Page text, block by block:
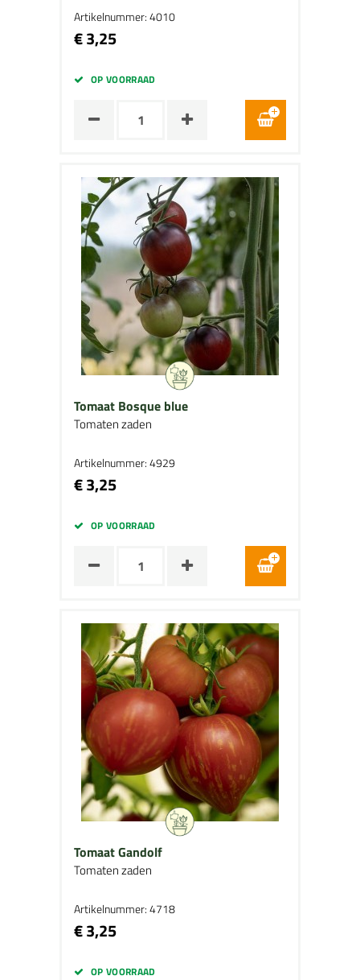
Artikelnummer: 4010
€ 3,25
OP VOORRAAD
Tomaat Bosque blue
Tomaten zaden
Artikelnummer: 4929
€ 3,25
OP VOORRAAD
Tomaat Gandolf
Tomaten zaden
Artikelnummer: 4718
€ 3,25
OP VOORRAAD